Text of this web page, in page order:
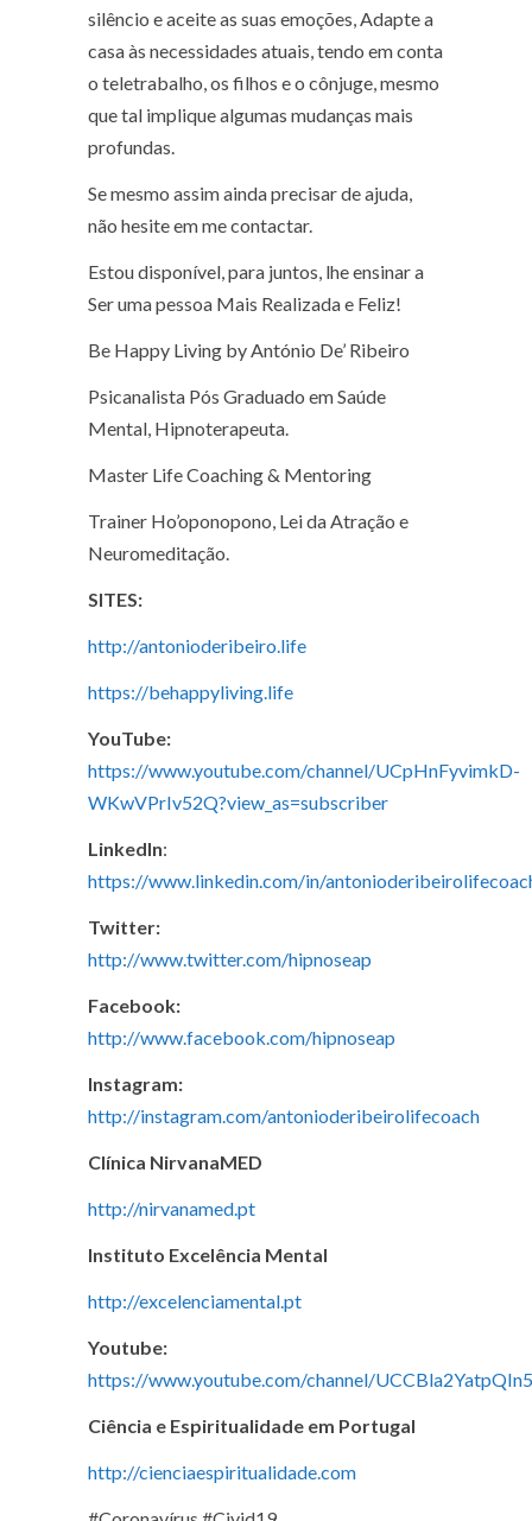
silêncio e aceite as suas emoções, Adapte a
casa às necessidades atuais, tendo em conta
o teletrabalho, os filhos e o cônjuge, mesmo
que tal implique algumas mudanças mais
profundas.
Se mesmo assim ainda precisar de ajuda,
não hesite em me contactar.
Estou disponível, para juntos, lhe ensinar a
Ser uma pessoa Mais Realizada e Feliz!
Be Happy Living by António De’ Ribeiro
Psicanalista Pós Graduado em Saúde
Mental, Hipnoterapeuta.
Master Life Coaching & Mentoring
Trainer Ho’oponopono, Lei da Atração e
Neuromeditação.
SITES:
http://antonioderibeiro.life
https://behappyliving.life
YouTube:
https://www.youtube.com/channel/UCpHnFyvimkD-
WKwVPrIv52Q?view_as=subscriber
LinkedIn:
https://www.linkedin.com/in/
Twitter:
http://www.twitter.com/hipnoseap
Facebook:
http://www.facebook.com/hipnoseap
Instagram:
http://instagram.com/antonioderibeirolifecoach
Clínica NirvanaMED
http://nirvanamed.pt
Instituto Excelência Mental
http://excelenciamental.pt
Youtube:
https://www.youtube.com/channel/
Ciência e Espiritualidade em Portugal
http://cienciaespiritualidade.com